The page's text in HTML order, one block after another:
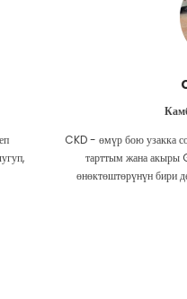
CKD - өмүр бою узакка
тарттым жана
өнөктөштөрүнүн бири